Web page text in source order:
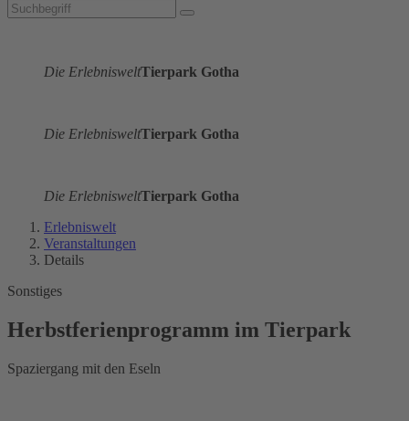
Die ErlebnisweltTierpark Gotha
Die ErlebnisweltTierpark Gotha
Die ErlebnisweltTierpark Gotha
Erlebniswelt
Veranstaltungen
Details
Sonstiges
Herbstferienprogramm im Tierpark
Spaziergang mit den Eseln